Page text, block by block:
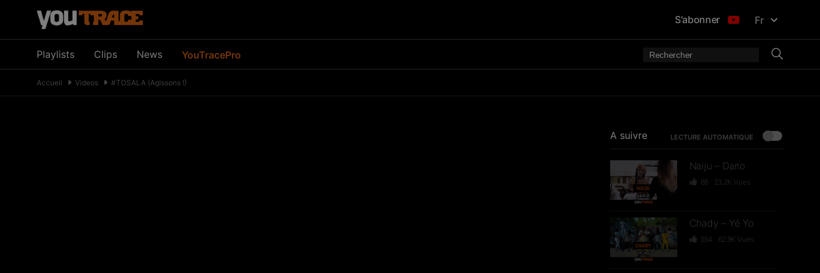
S'abonner Fr
Playlists Clips News YouTracePro
Accueil Videos #TOSALA​ (Agissons !)
A suivre LECTURE AUTOMATIQUE
Naiju – Dario
88 23.2K Vues
Chady – Yé Yo
554 62.9K Vues